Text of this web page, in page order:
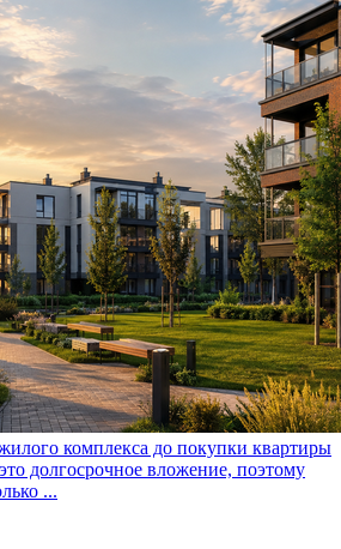
комплекса до покупки квартиры
долгосрочное вложение, поэтому
...